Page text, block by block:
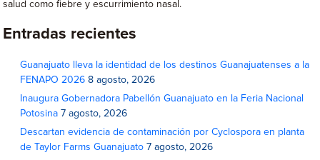
salud como fiebre y escurrimiento nasal.
Entradas recientes
Guanajuato lleva la identidad de los destinos Guanajuatenses a la
FENAPO 2026 8 agosto, 2026
Inaugura Gobernadora Pabellón Guanajuato en la Feria Nacional
Potosina 7 agosto, 2026
Descartan evidencia de contaminación por Cyclospora en planta
de Taylor Farms Guanajuato 7 agosto, 2026